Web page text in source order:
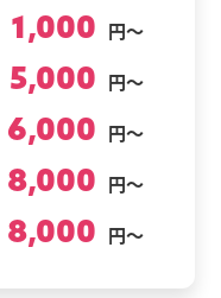
1,000 円～
5,000 円～
6,000 円～
8,000 円～
8,000 円～